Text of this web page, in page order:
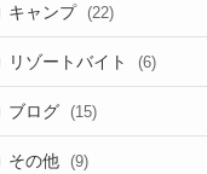
キャンプ (22)
リゾートバイト (6)
ブログ (15)
その他 (9)